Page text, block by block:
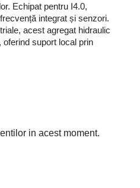
Echipat pentru I4.0,
integrat și senzori.
acest agregat hidraulic
suport local prin
in acest moment.